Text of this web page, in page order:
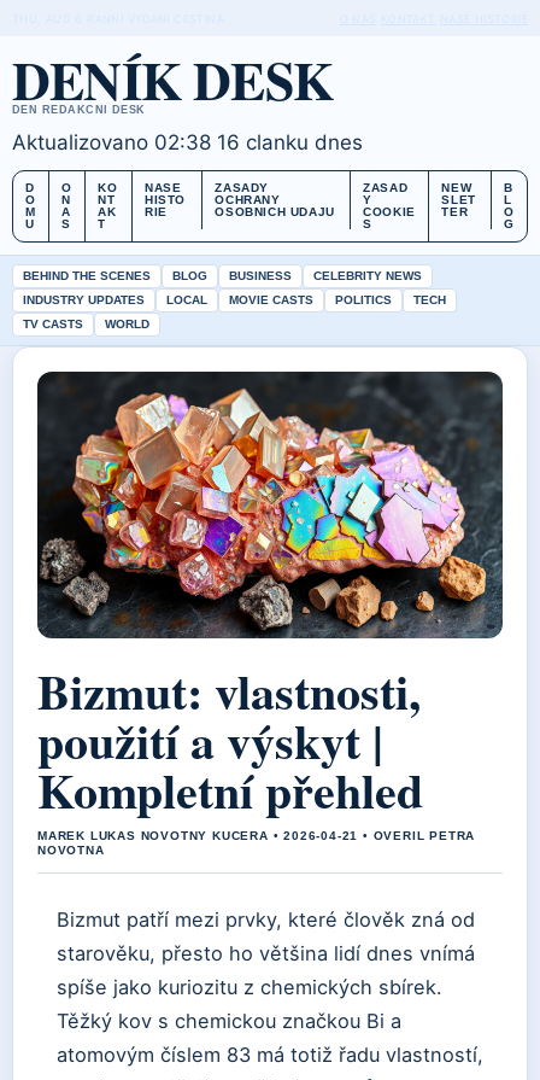
DENÍK DESK
DEN REDAKCNI DESK
Aktualizovano 02:38 16 clanku dnes
D
O
M
U
O
N
A
S
KO
NT
AK
T
NASE
HISTO
RIE
ZASADY
OCHRANY
OSOBNICH UDAJU
ZASAD
Y
COOKIE
S
NEW
SLET
TER
B
L
O
G
BEHIND THE SCENES BLOG BUSINESS
CELEBRITY NEWS
INDUSTRY UPDATES
LOCAL MOVIE CASTS POLITICS
TECH
TV CASTS
WORLD
Bizmut: vlastnosti,
použití a výskyt |
Kompletní přehled
MAREK LUKAS NOVOTNY KUCERA • 2026-04-21 • OVERIL PETRA
NOVOTNA
Bizmut patří mezi prvky, které člověk zná od
starověku, přesto ho většina lidí dnes vnímá
spíše jako kuriozitu z chemických sbírek.
Těžký kov s chemickou značkou Bi a
atomovým číslem 83 má totiž řadu vlastností,